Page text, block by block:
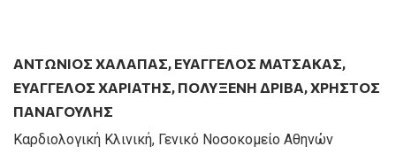
ΑΝΤΩΝΙΟΣ ΧΑΛΑΠΑΣ, ΕΥΑΓΓΕΛΟΣ ΜΑΤΣΑΚΑΣ,
ΕΥΑΓΓΕΛΟΣ ΧΑΡΙΑΤΗΣ, ΠΟΛΥΞΕΝΗ ΔΡΙΒΑ,ΧΡΗΣΤΟΣ
ΠΑΝΑΓΟΥΛΗΣ
Καρδιολογική Κλινική, Γενικό Νοσοκομείο Αθηνών